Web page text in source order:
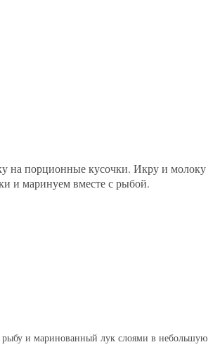
на порционные кусочки. Икру и молоку
и маринуем вместе с рыбой.
рыбу и маринованный лук слоями в небольшую